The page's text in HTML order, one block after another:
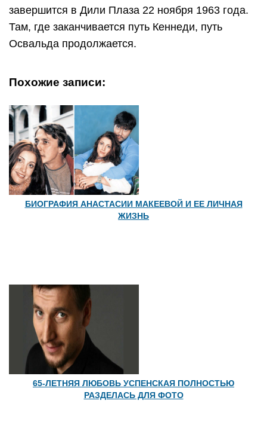
завершится в Дили Плаза 22 ноября 1963 года.
Там, где заканчивается путь Кеннеди, путь
Освальда продолжается.
Похожие записи:
БИОГРАФИЯ АНАСТАСИИ МАКЕЕВОЙ И ЕЕ ЛИЧНАЯ
ЖИЗНЬ
65-ЛЕТНЯЯ ЛЮБОВЬ УСПЕНСКАЯ ПОЛНОСТЬЮ
РАЗДЕЛАСЬ ДЛЯ ФОТО